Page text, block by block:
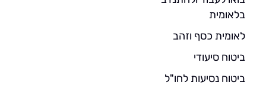
בלאומית
לאומית כסף וזהב
ביטוח סיעודי
ביטוח נסיעות לחו"ל